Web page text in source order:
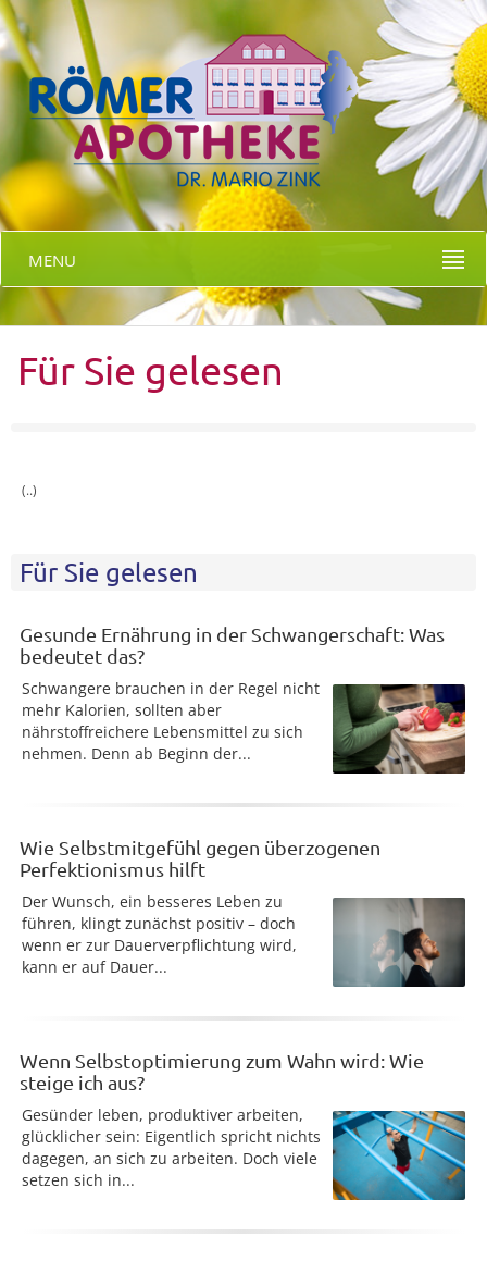
MENU
Für Sie gelesen
(..)
Für Sie gelesen
Gesunde Ernährung in der Schwangerschaft: Was
bedeutet das?
Schwangere brauchen in der Regel nicht
mehr Kalorien, sollten aber
nährstoffreichere Lebensmittel zu sich
nehmen. Denn ab Beginn der...
Wie Selbstmitgefühl gegen überzogenen
Perfektionismus hilft
Der Wunsch, ein besseres Leben zu
führen, klingt zunächst positiv – doch
wenn er zur Dauerverpflichtung wird,
kann er auf Dauer...
Wenn Selbstoptimierung zum Wahn wird: Wie
steige ich aus?
Gesünder leben, produktiver arbeiten,
glücklicher sein: Eigentlich spricht nichts
dagegen, an sich zu arbeiten. Doch viele
setzen sich in...